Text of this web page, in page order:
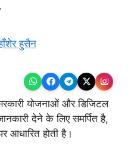
हुसैन
योजनाओं और डिजिटल
देने के लिए समर्पित है,
आधारित होती है।